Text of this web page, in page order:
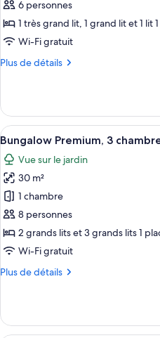
ce
type
de
chambre :
Villa
chambres,
vue
océan
6 personnes
1 très grand lit, 1 grand lit et 1 lit
Wi-Fi gratuit
Plus de détails
Plus
le
type
de
chambre
Villa
Premium,
2
chambres,
vue
océan
Afficher
toutes
les
photos
pour
ce
type
de
chambre :
Bungalow
chambres
11
Bungalow Premium, 3
Vue sur le jardin
30 m²
1 chambre
8 personnes
2 grands lits et 3 grands lits 1
Wi-Fi gratuit
Plus de détails
Plus
le
type